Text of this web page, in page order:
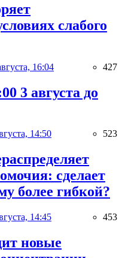
слабого
16:04 427
3 августа до
14:50 523
сделает
более гибкой?
14:45 453
новые